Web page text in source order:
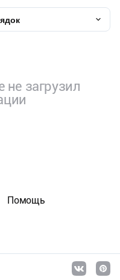
не загрузил
Помощь